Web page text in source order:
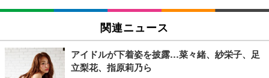
SIHOO B100 オフィスチェア／デスクチェア メッシ
ュチェア 人間工学 疲れない ブラック
￥27,999
EIZO ビジネス向けプレミアムモニター | FlexScan
￥109,572
Amazonベーシック ペットシーツ 厚型 ワイド 42枚
x2袋(84枚) ホワイト(吸収面:ライトブルー)
￥3,234
関連ニュース
アイドルが下着姿を披露…菜々緒、紗栄子、足
立梨花、指原莉乃ら